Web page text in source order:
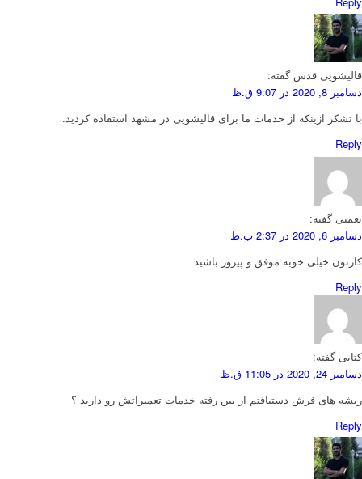
قالیشویی قدس گفته:
دسامبر 8, 2020 در 9:07 ق.ظ
با تشکر ازینکه از خدمات ما برای قالیشویی در مشهد استفاده کردید.
Reply
نعمتی گفته:
دسامبر 6, 2020 در 2:37 ب.ظ
کارتون خیلی خوبه موفق و پیروز باشید
Reply
کتابی گفته:
دسامبر 24, 2020 در 11:05 ق.ظ
ریشه های فرش دستبافتم از بین رفته خدمات تعمیراتش رو دارید ؟
Reply